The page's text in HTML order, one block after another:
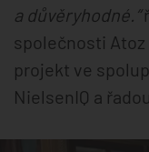
a důvěryhodné.“
společnosti
projekt ve
NielsenIQ a